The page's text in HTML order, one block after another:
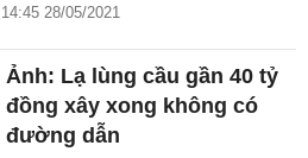
14:45 28/05/2021
Ảnh: Lạ lùng cầu gần 40 tỷ
đồng xây xong không có
đường dẫn